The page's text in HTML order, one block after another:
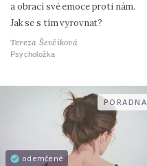
a obrací své emoce proti nám.
Jak se s tím vyrovnat?
Tereza Ševčíková
Psycholožka
odemčené
PORADNA